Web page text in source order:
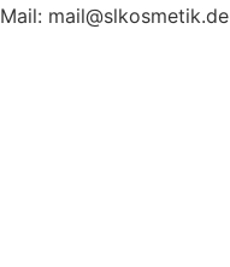
mail@slkosmetik.de